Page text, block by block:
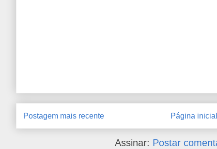
Postagem mais recente Página inicial
Assinar: Postar